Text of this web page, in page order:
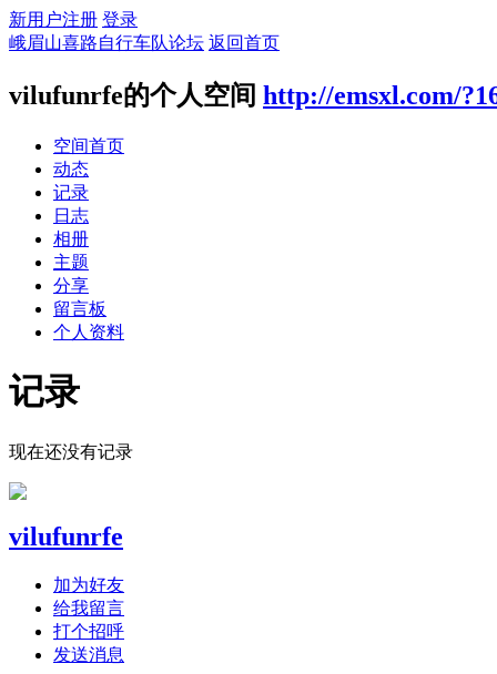
新用户注册 登录
峨眉山喜路自行车队论坛 返回首页
vilufunrfe的个人空间 http://emsxl.com/
空间首页
动态
记录
日志
相册
主题
分享
留言板
个人资料
记录
现在还没有记录
vilufunrfe
加为好友
给我留言
打个招呼
发送消息